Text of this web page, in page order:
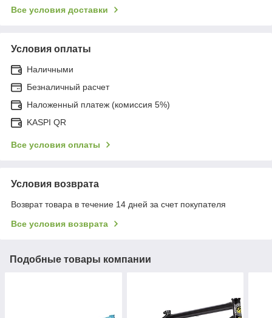
Все условия доставки
Условия оплаты
Наличными
Безналичный расчет
Наложенный платеж (комиссия 5%)
KASPI QR
Все условия оплаты
Условия возврата
Возврат товара в течение 14 дней за счет покупателя
Все условия возврата
Подобные товары компании